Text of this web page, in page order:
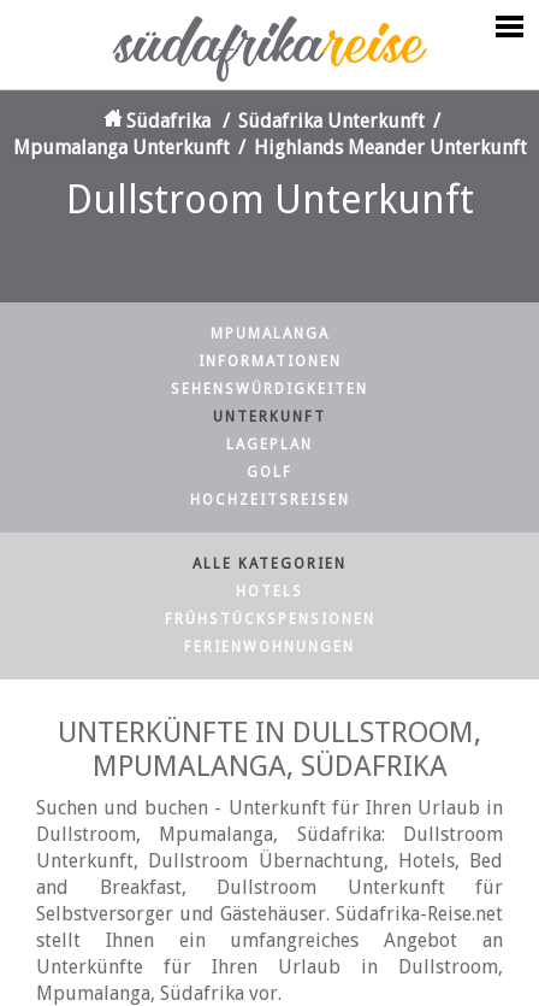
Dullstroom Unterkunft
Südafrika / Südafrika Unterkunft /
Mpumalanga Unterkunft / Highlands Meander Unterkunft
MPUMALANGA
INFORMATIONEN
SEHENSWÜRDIGKEITEN
UNTERKUNFT
LAGEPLAN
GOLF
HOCHZEITSREISEN
ALLE KATEGORIEN
HOTELS
FRÜHSTÜCKSPENSIONEN
FERIENWOHNUNGEN
UNTERKÜNFTE IN DULLSTROOM,
MPUMALANGA, SÜDAFRIKA
Suchen und buchen - Unterkunft für Ihren Urlaub in
Dullstroom, Mpumalanga, Südafrika: Dullstroom
Unterkunft, Dullstroom Übernachtung, Hotels, Bed
and Breakfast, Dullstroom Unterkunft für
Selbstversorger und Gästehäuser. Südafrika-Reise.net
stellt Ihnen ein umfangreiches Angebot an
Unterkünfte für Ihren Urlaub in Dullstroom,
Mpumalanga, Südafrika vor.